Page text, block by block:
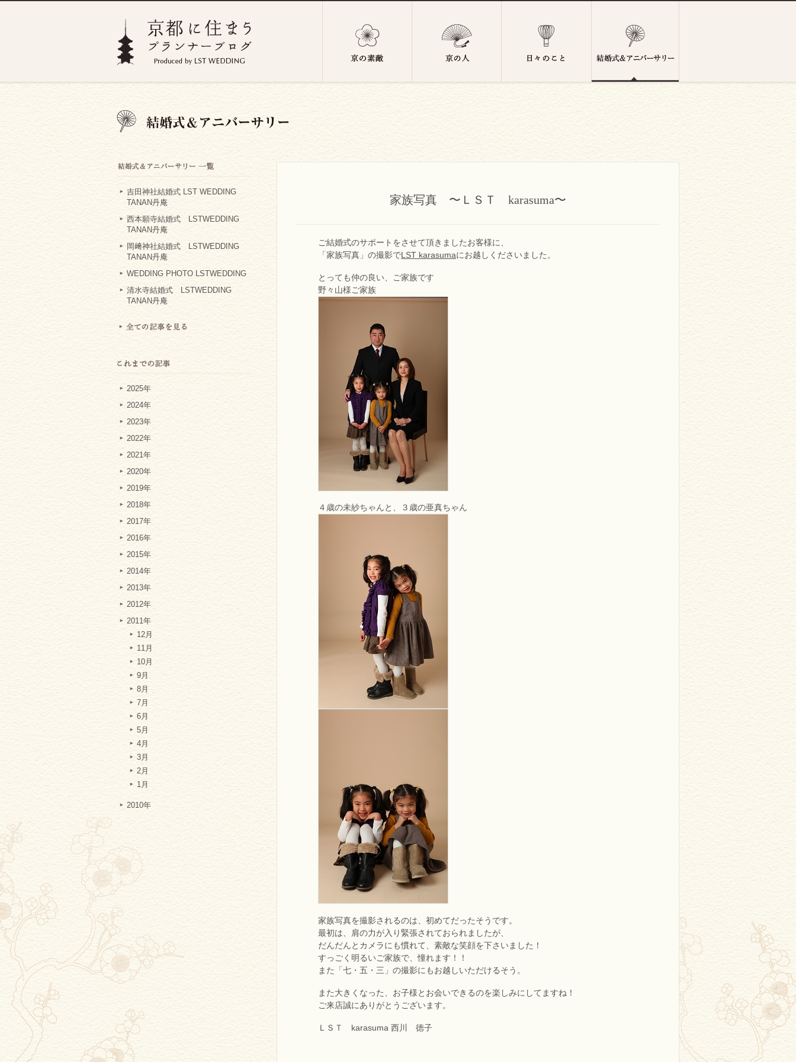
吉田神社結婚式 LST WEDDING
TANAN丹庵
西本願寺結婚式 LSTWEDDING
TANAN丹庵
岡﨑神社結婚式 LSTWEDDING
TANAN丹庵
WEDDING PHOTO LSTWEDDING
清水寺結婚式 LSTWEDDING
TANAN丹庵
2025年
2024年
2023年
2022年
2021年
2020年
2019年
2018年
2017年
2016年
2015年
2014年
2013年
2012年
2011年
12月
11月
10月
9月
8月
7月
6月
5月
4月
3月
2月
1月
2010年
家族写真 〜ＬＳＴ karasuma〜
ご結婚式のサポートをさせて頂きましたお客様に、
「家族写真」の撮影でLST karasumaにお越しくださいました。
とっても仲の良い、ご家族です
野々山様ご家族
４歳の未紗ちゃんと、３歳の亜真ちゃん
家族写真を撮影されるのは、初めてだったそうです。
最初は、肩の力が入り緊張されておられましたが、
だんだんとカメラにも慣れて、素敵な笑顔を下さいました！
すっごく明るいご家族で、憧れます！！
また「七・五・三」の撮影にもお越しいただけるそう。
また大きくなった、お子様とお会いできるのを楽しみにしてますね！
ご来店誠にありがとうございます。
ＬＳＴ karasuma 西川 徳子